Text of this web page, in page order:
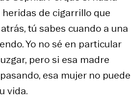
de cigarrillo que
tú sabes cuando a una
Yo no sé en particular
pero si esa madre
esa mujer no puede
vida.